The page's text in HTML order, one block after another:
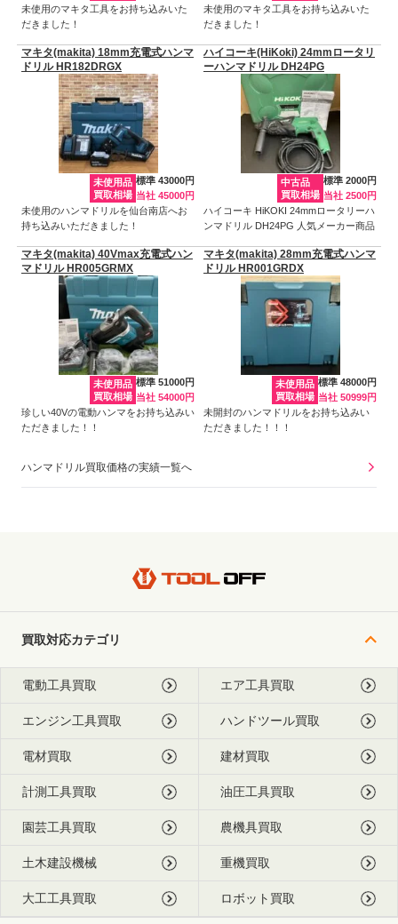
未使用のマキタ工具をお持ち込みいた
だきました！
未使用のマキタ工具をお持ち込みいた
だきました！
マキタ(makita) 18mm充電式ハンマ
ドリル HR182DRGX
未使用品
買取相場
標準 43000円
当社 45000円
未使用のハンマドリルを仙台南店へお
持ち込みいただきました！
ハイコーキ(HiKoki) 24mmロータリ
ーハンマドリル DH24PG
中古品
買取相場
標準 2000円
当社 2500円
ハイコーキ HiKOKI 24mmロータリーハ
ンマドリル DH24PG 人気メーカー商品
マキタ(makita) 40Vmax充電式ハン
マドリル HR005GRMX
未使用品
買取相場
標準 51000円
当社 54000円
珍しい40Vの電動ハンマをお持ち込みい
ただきました！！
マキタ(makita) 28mm充電式ハンマ
ドリル HR001GRDX
未使用品
買取相場
標準 48000円
当社 50999円
未開封のハンマドリルをお持ち込みい
ただきました！！！
ハンマドリル買取価格の実績一覧へ
買取対応カテゴリ
電動工具買取 エア工具買取
エンジン工具買取 ハンドツール買取
電材買取 建材買取
計測工具買取 油圧工具買取
園芸工具買取 農機具買取
土木建設機械 重機買取
大工工具買取 ロボット買取